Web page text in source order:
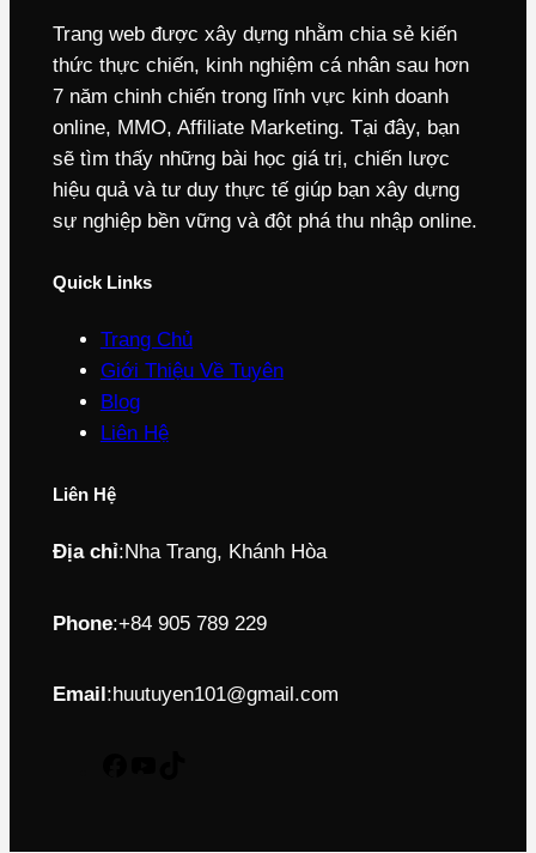
Trang web được xây dựng nhằm chia sẻ kiến
thức thực chiến, kinh nghiệm cá nhân sau hơn
7 năm chinh chiến trong lĩnh vực kinh doanh
online, MMO, Affiliate Marketing. Tại đây, bạn
sẽ tìm thấy những bài học giá trị, chiến lược
hiệu quả và tư duy thực tế giúp bạn xây dựng
sự nghiệp bền vững và đột phá thu nhập online.
Quick Links
Trang Chủ
Giới Thiệu Về Tuyên
Blog
Liên Hệ
Liên Hệ
Địa chỉ:Nha Trang, Khánh Hòa
Phone:+84 905 789 229
Email :huutuyen101@gmail.com